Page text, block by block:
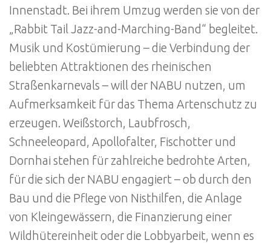
Innenstadt. Bei ihrem Umzug werden sie von der
„Rabbit Tail Jazz-and-Marching-Band“ begleitet.
Musik und Kostümierung – die Verbindung der
beliebten Attraktionen des rheinischen
Straßenkarnevals – will der NABU nutzen, um
Aufmerksamkeit für das Thema Artenschutz zu
erzeugen. Weißstorch, Laubfrosch,
Schneeleopard, Apollofalter, Fischotter und
Dornhai stehen für zahlreiche bedrohte Arten,
für die sich der NABU engagiert – ob durch den
Bau und die Pflege von Nisthilfen, die Anlage
von Kleingewässern, die Finanzierung einer
Wildhütereinheit oder die Lobbyarbeit, wenn es